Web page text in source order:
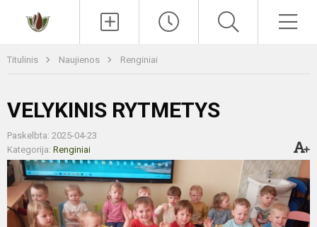
Titulinis Naujienos Renginiai
VELYKINIS RYTMETYS
Paskelbta: 2025-04-23
Kategorija: Renginiai